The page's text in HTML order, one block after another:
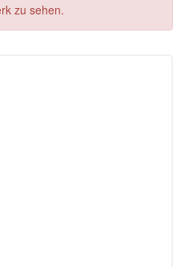
zu sehen.